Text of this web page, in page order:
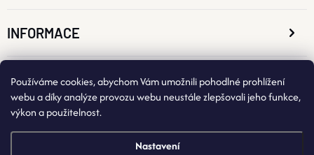
Používáme cookies, abychom Vám umožnili pohodlné prohlížení
webu a díky analýze provozu webu neustále zlepšovali jeho funkce,
výkon a použitelnost.
Nastavení
INFORMACE
O NÁKUPU